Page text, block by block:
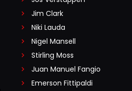
Jim Clark
Niki Lauda
Nigel Mansell
Stirling Moss
Juan Manuel Fangio
Emerson Fittipaldi